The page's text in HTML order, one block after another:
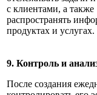
с клиентами, а также
распространять
продуктах и услугах.
9. Контроль и
После создания